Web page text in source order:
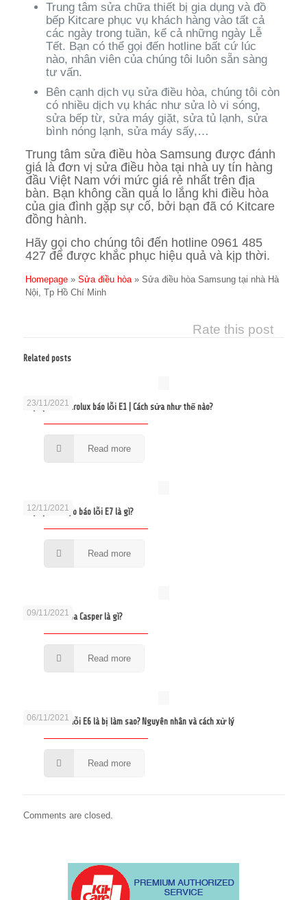
Trung tâm sửa chữa thiết bị gia dụng và đồ
bếp Kitcare phục vụ khách hàng vào tất cả
các ngày trong tuần, kể cả những ngày Lễ
Tết. Bạn có thể gọi đến hotline bất cứ lúc
nào, nhân viên của chúng tôi luôn sẵn sàng
tư vấn.
Bên cạnh dịch vụ sửa điều hòa, chúng tôi còn
có nhiều dịch vụ khác như sửa lò vi sóng,
sửa bếp từ, sửa máy giặt, sửa tủ lạnh, sửa
bình nóng lạnh, sửa máy sấy,…
Trung tâm sửa điều hòa Samsung được đánh
giá là đơn vị sửa điều hòa tại nhà uy tín hàng
đầu Việt Nam với mức giá rẻ nhất trên địa
bàn. Bạn không cần quá lo lắng khi điều hòa
của gia đình gặp sự cố, bởi bạn đã có Kitcare
đồng hành.
Hãy gọi cho chúng tôi đến hotline 0961 485
427 để được khắc phục hiệu quả và kịp thời.
Homepage »Sửa điều hòa»Sửa điều hòa Samsung tại nhà Hà
Nội, Tp Hồ Chí Minh
Rate this post
Related posts
23/11/2021
Máy lạnh Electrolux báo lỗi E1 | Cách sửa như thế nào?
Read more
12/11/2021
Máy lạnh Sanyo báo lỗi E7 là gì?
Read more
09/11/2021
Lỗi E4 điều hòa Casper là gì?
Read more
06/11/2021
Điều hòa báo lỗi E6 là bị làm sao? Nguyên nhân và cách xử lý
Read more
Comments are closed.